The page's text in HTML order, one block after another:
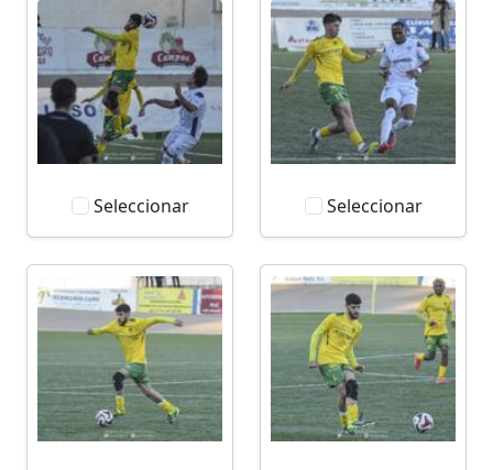
Seleccionar Seleccionar